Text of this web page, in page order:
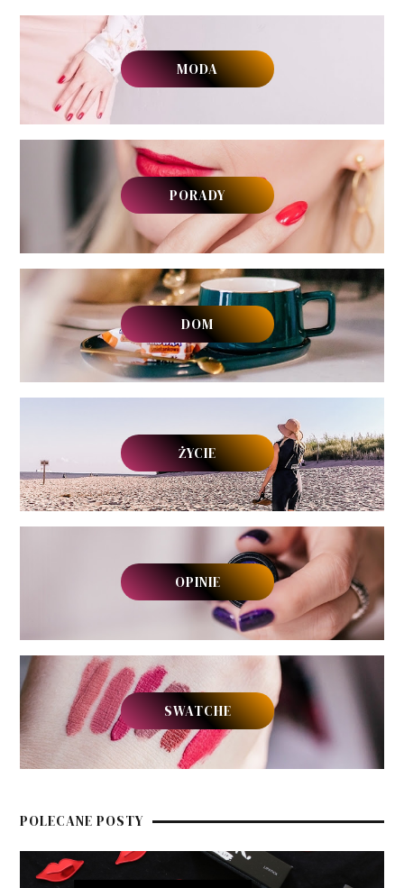
MODA
PORADY
DOM
ŻYCIE
OPINIE
SWATCHE
POLECANE POSTY